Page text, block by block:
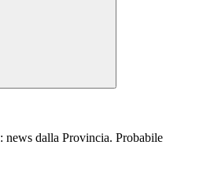
news dalla Provincia. Probabile